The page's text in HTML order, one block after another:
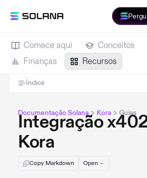
Comece aqui Conceitos
Finanças
Recursos
Índice
Documentação Solana Kora Guias
Integração
Kora
Copy Markdown Open